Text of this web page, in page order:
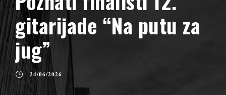
gitarijade “Na putu za
jug”
24/06/2026